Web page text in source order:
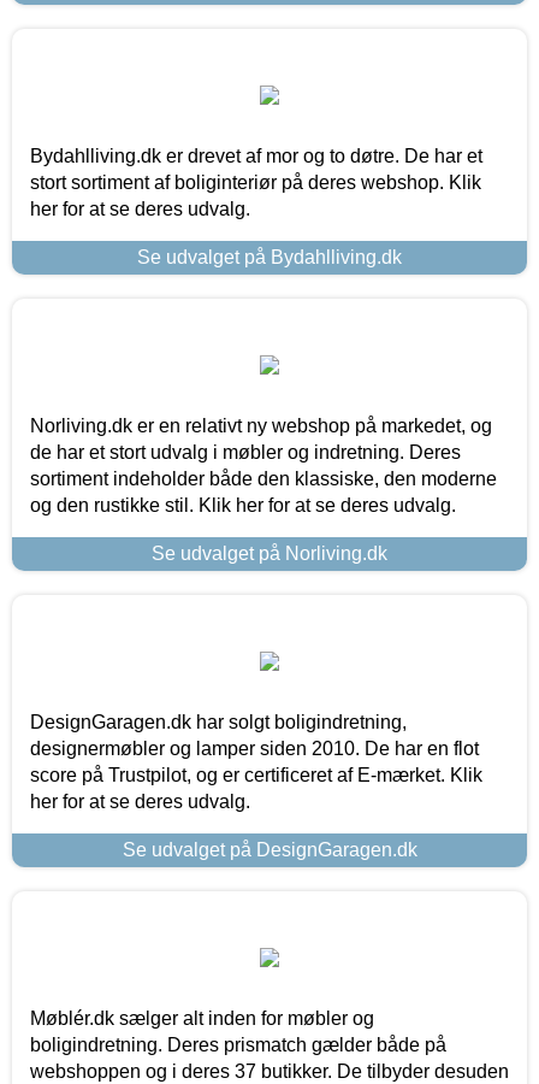
Bydahlliving.dk er drevet af mor og to døtre. De har et
stort sortiment af boliginteriør på deres webshop. Klik
her for at se deres udvalg.
Se udvalget på Bydahlliving.dk
Norliving.dk er en relativt ny webshop på markedet, og
de har et stort udvalg i møbler og indretning. Deres
sortiment indeholder både den klassiske, den moderne
og den rustikke stil. Klik her for at se deres udvalg.
Se udvalget på Norliving.dk
DesignGaragen.dk har solgt boligindretning,
designermøbler og lamper siden 2010. De har en flot
score på Trustpilot, og er certificeret af E-mærket. Klik
her for at se deres udvalg.
Se udvalget på DesignGaragen.dk
Møblér.dk sælger alt inden for møbler og
boligindretning. Deres prismatch gælder både på
webshoppen og i deres 37 butikker. De tilbyder desuden